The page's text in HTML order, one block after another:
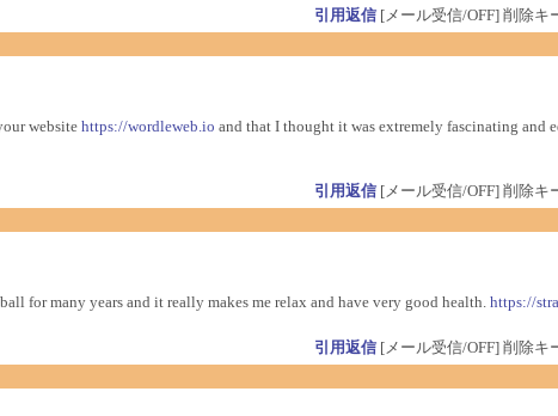
引用返信[メール受信/OFF] 削除キ
websitehttps://wordleweb.io and that I thought it was extremely fascinating and
引用返信[メール受信/OFF] 削除キ
for many years and it really makes me relax and have very good health. https://
引用返信[メール受信/OFF] 削除キ